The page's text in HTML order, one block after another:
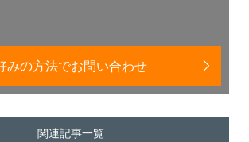
みの方法でお問い合わせ
関連記事一覧